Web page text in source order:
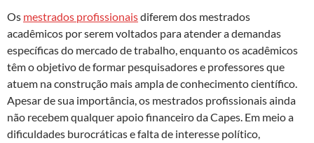
Os mestrados profissionaisdiferem dos mestrados
acadêmicos por serem voltados para atender a demandas
específicas do mercado de trabalho, enquanto os acadêmicos
têm o objetivo de formar pesquisadores e professores que
atuem na construção mais ampla de conhecimento científico.
Apesar de sua importância, os mestrados profissionais ainda
não recebem qualquer apoio financeiro da Capes. Em meio a
dificuldades burocráticas e falta de interesse político,